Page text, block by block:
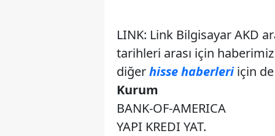
LINK: Link Bilgisayar AKD
tarihleri arası için
diğerhisse haberleriiçin de
Kurum
BANK-OF-AMERICA
YAPI KREDI YAT.